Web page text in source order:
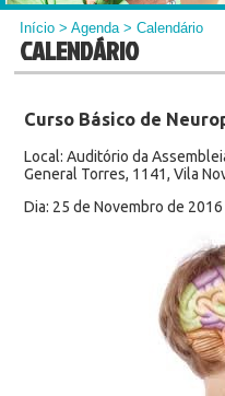
Início >Agenda> Calendário
CALENDÁRIO
Curso Básico de
Local: Auditório da
General Torres, 1141, Vila
Dia: 25 de Novembro de 2016